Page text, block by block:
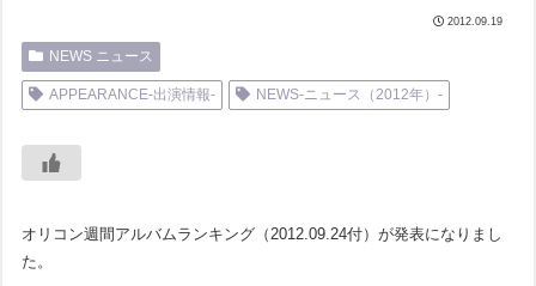
2012.09.19
NEWS ニュース
APPEARANCE-出演情報- NEWS-ニュース（2012年）-
オリコン週間アルバムランキング（2012.09.24付）が発表になりまし
た。